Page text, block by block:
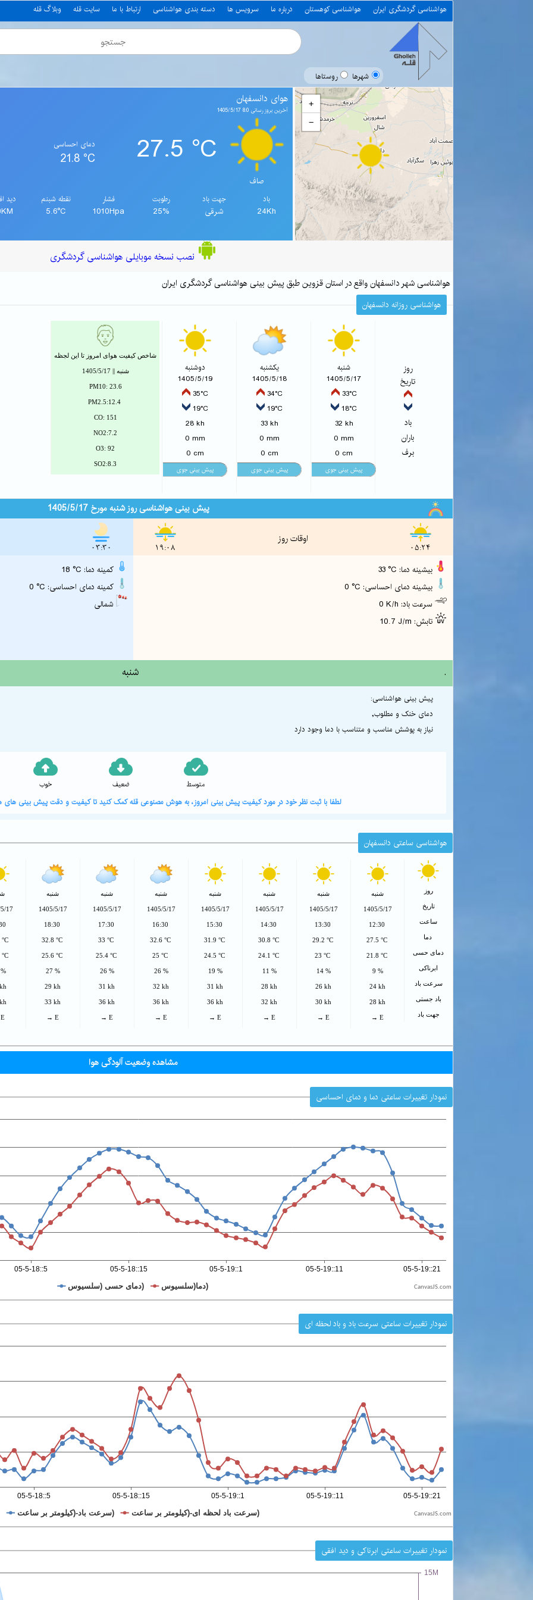
هواشناسی گردشگری ایران هواشناسی کوهستان درباره ما سرویس ها دسته بندی هواشناسی ارتباط با ما سایت قله وبلاگ قله
شهرها روستاها
+
−
هوای دانسفهان
آخرین بروز رسانی 8:0 1405/5/17
صاف
27.5 °C دمای احساسی
21.8 °C
باد
24Kh
جهت باد
شرقی
رطوبت
25%
فشار
1010Hpa
نقطه شبنم
5.6°C
دید
نصب نسخه موبایلی هواشناسی گردشگری
هواشناسی شهر دانسفهان واقع در استان قزوین طبق پیش بینی هواشناسی گردشگری ایران
هواشناسی روزانه دانسفهان
روز
تاریخ
باد
باران
برف
شنبه
1405/5/17
33°C
18°C
32 kh
0 mm
0 cm
یکشنبه
1405/5/18
34°C
19°C
33 kh
0 mm
0 cm
دوشنبه
1405/5/19
35°C
19°C
28 kh
0 mm
0 cm
شاخص کیفیت هوای امروز تا این لجظه
شنبه || 1405/5/17
PM10: 23.6
PM2.5:12.4
CO: 151
NO2:7.2
O3: 92
SO2:8.3
پیش بینی هواشناسی روز شنبه مورخ 1405/5/17
03:30
18 °C :کمینه دما
0 °C :کمینه دمای احساسی
شمالی
19:08
اوقات روز
05:24
0 K/h :سرعت باد
شنبه .
پیش بینی هواشناسی:
دمای خنک و مطلوب,
نیاز به پوشش مناسب و متناسب با دما وجود دارد
خوب ضعیف متوسط
لطفا با ثبت نظر خود در مورد کیفیت پیش بینی امروز، به هوش مصنوعی قله کمک کنید تا کیفیت و دقت پیش بینی های
هواشناسی ساعتی دانسفهان
روز
تاریخ
ساعت
دما
دمای حسی
ابرناکی
سرعت باد
باد جستی
جهت باد
شنبه
1405/5/17
12:30
27.5 °C
21.8 °C
9 %
24 kh
28 kh
→ E
شنبه
1405/5/17
13:30
29.2 °C
23 °C
14 %
26 kh
30 kh
→ E
شنبه
1405/5/17
14:30
30.8 °C
24.1 °C
11 %
28 kh
32 kh
→ E
شنبه
1405/5/17
15:30
31.9 °C
24.5 °C
19 %
31 kh
36 kh
→ E
شنبه
1405/5/17
16:30
32.6 °C
25 °C
26 %
32 kh
36 kh
→ E
شنبه
1405/5/17
17:30
33 °C
25.4 °C
26 %
31 kh
36 kh
→ E
شنبه
1405/5/17
18:30
32.8 °C
25.6 °C
27 %
29 kh
33 kh
→ E
17
مشاهده وضعیت آلودگی هوا
نمودار تغییرات ساعتی دما و دمای احساسی
CanvasJS.com
نمودار تغییرات ساعتی سرعت باد و باد لحظه ای
CanvasJS.com
نمودار تغییرات ساعتی ابرناکی و دید افقی